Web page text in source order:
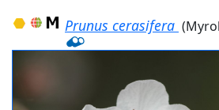
Prunus cerasifera